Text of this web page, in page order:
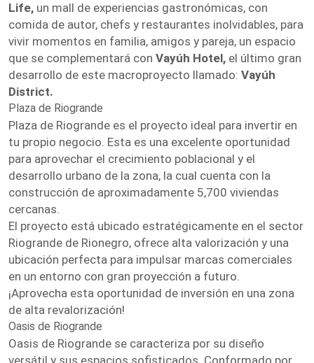
Life, un mall de experiencias gastronómicas, con
comida de autor, chefs y restaurantes inolvidables, para
vivir momentos en familia, amigos y pareja, un espacio
que se complementará con Vayúh Hotel, el último gran
desarrollo de este macroproyecto llamado: Vayúh
District.
Plaza de Riogrande
Plaza de Riogrande es el proyecto ideal para invertir en
tu propio negocio. Esta es una excelente oportunidad
para aprovechar el crecimiento poblacional y el
desarrollo urbano de la zona, la cual cuenta con la
construcción de aproximadamente 5,700 viviendas
cercanas.
El proyecto está ubicado estratégicamente en el sector
Riogrande de Rionegro, ofrece alta valorización y una
ubicación perfecta para impulsar marcas comerciales
en un entorno con gran proyección a futuro.
¡Aprovecha esta oportunidad de inversión en una zona
de alta revalorización!
Oasis de Riogrande
Oasis de Riogrande se caracteriza por su diseño
versátil y sus espacios sofisticados. Conformado por